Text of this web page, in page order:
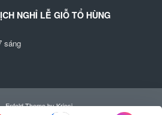
NGHỈ LỄ GIỖ TỔ HÙNG
sáng
-Enfold Theme by Kriesi